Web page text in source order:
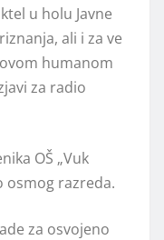
u holu Javne
ali i za ve
humanom
za radio
OŠ „Vuk
osmog razreda.
za osvojeno